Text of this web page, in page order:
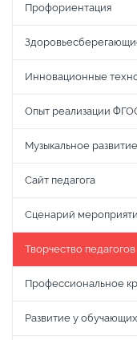
Профориентация
Инновационные
Опыт реализации
Музыкальное развитие
Сайт педагога
Сценарий
Творчество педагогов
Профессиональное
Развитие у